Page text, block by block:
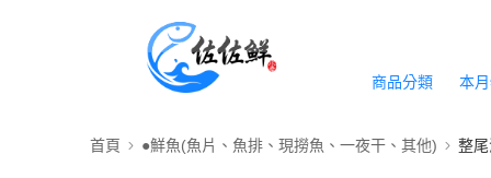
商品分類 本
首頁 ●鮮魚(魚片、魚排、現撈魚、一夜干、其他) 整